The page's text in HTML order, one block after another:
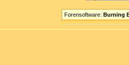
Forensoftware: Burning